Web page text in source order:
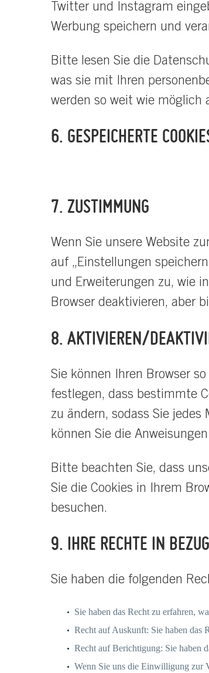
Twitter und Instagram
Werbung speichern und
Bitte lesen Sie die
was sie mit Ihren
werden so weit wie möglich
6. GESPEICHERTE
7. ZUSTIMMUNG
Wenn Sie unsere Website
auf „Einstellungen
und Erweiterungen zu, wie
Browser deaktivieren, aber
8. AKTIVIEREN/
Sie können Ihren Browser
festlegen, dass bestimmte
zu ändern, sodass Sie
können Sie die
Bitte beachten Sie, dass
Sie die Cookies in Ihrem
besuchen.
9. IHRE RECHTE IN
Sie haben die folgenden
Sie haben das Recht zu erfahren,
Recht auf Auskunft: Sie haben das
Recht auf Berichtigung: Sie haben
Wenn Sie uns die Einwilligung zur